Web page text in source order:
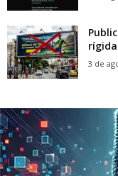
3 de